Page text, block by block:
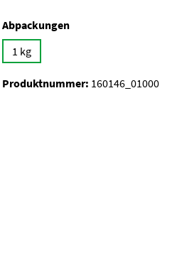
Abpackungenauswählen
1 kg
Produktnummer: 160146_01000